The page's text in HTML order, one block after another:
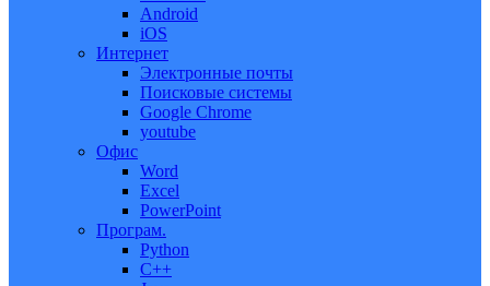
Android
iOS
Интернет
Электронные почты
Поисковые системы
Google Chrome
youtube
Офис
Word
Excel
PowerPoint
Програм.
Python
C++